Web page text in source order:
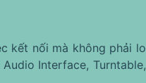
kết nối mà không phải lo
Interface, Turntable,